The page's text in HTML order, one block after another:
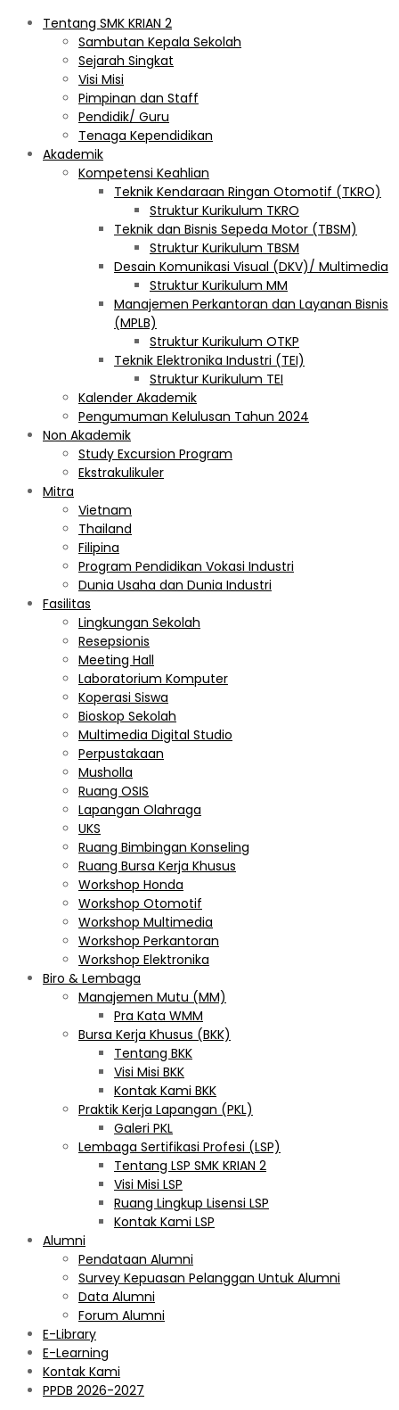
Tentang SMK KRIAN 2
Sambutan Kepala Sekolah
Sejarah Singkat
Visi Misi
Pimpinan dan Staff
Pendidik/ Guru
Tenaga Kependidikan
Akademik
Kompetensi Keahlian
Teknik Kendaraan Ringan Otomotif (TKRO)
Struktur Kurikulum TKRO
Teknik dan Bisnis Sepeda Motor (TBSM)
Struktur Kurikulum TBSM
Desain Komunikasi Visual (DKV)/ Multimedia
Struktur Kurikulum MM
Manajemen Perkantoran dan Layanan Bisnis
(MPLB)
Struktur Kurikulum OTKP
Teknik Elektronika Industri (TEI)
Struktur Kurikulum TEI
Kalender Akademik
Pengumuman Kelulusan Tahun 2024
Non Akademik
Study Excursion Program
Ekstrakulikuler
Mitra
Vietnam
Thailand
Filipina
Program Pendidikan Vokasi Industri
Dunia Usaha dan Dunia Industri
Fasilitas
Lingkungan Sekolah
Resepsionis
Meeting Hall
Laboratorium Komputer
Koperasi Siswa
Bioskop Sekolah
Multimedia Digital Studio
Perpustakaan
Musholla
Ruang OSIS
Lapangan Olahraga
UKS
Ruang Bimbingan Konseling
Ruang Bursa Kerja Khusus
Workshop Honda
Workshop Otomotif
Workshop Multimedia
Workshop Perkantoran
Workshop Elektronika
Biro & Lembaga
Manajemen Mutu (MM)
Pra Kata WMM
Bursa Kerja Khusus (BKK)
Tentang BKK
Visi Misi BKK
Kontak Kami BKK
Praktik Kerja Lapangan (PKL)
Galeri PKL
Lembaga Sertifikasi Profesi (LSP)
Tentang LSP SMK KRIAN 2
Visi Misi LSP
Ruang Lingkup Lisensi LSP
Kontak Kami LSP
Alumni
Pendataan Alumni
Survey Kepuasan Pelanggan Untuk Alumni
Data Alumni
Forum Alumni
E-Library
E-Learning
Kontak Kami
PPDB 2026-2027